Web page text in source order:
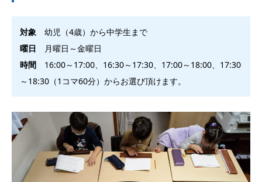
対象 幼児（4歳）から中学生まで
曜日
月曜日～金曜日
時間 16:00～17:00、16:30～17:30、17:00～18:00、17:30
～18:30（1コマ60分）からお選び頂けます。